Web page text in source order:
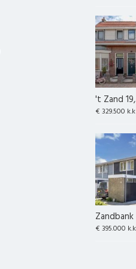
't Zand
€ 329.500 k.k
€ 395.000 k.k